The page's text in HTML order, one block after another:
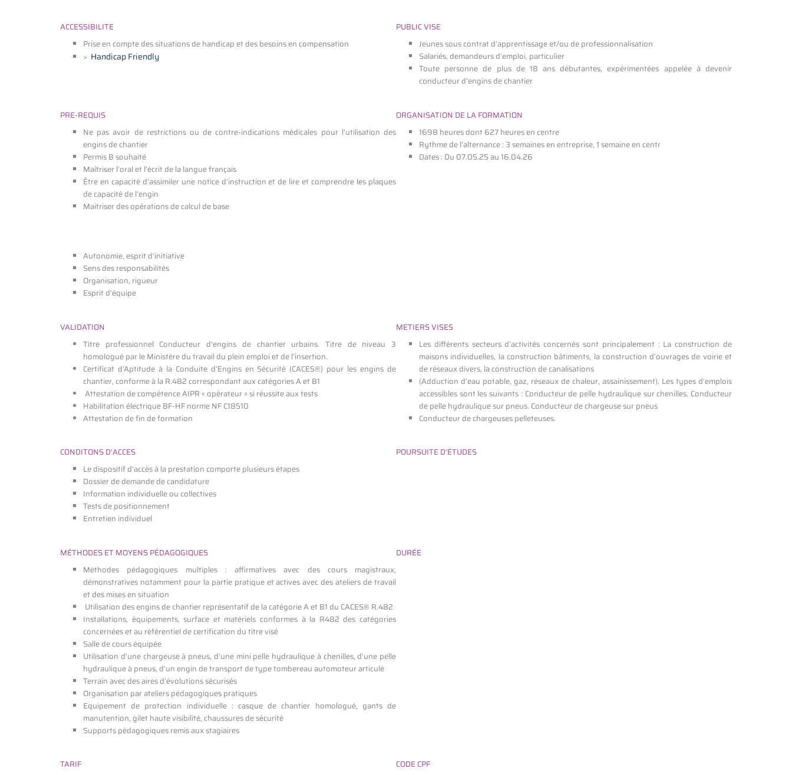
ACCESSIBILITE
Prise en compte des situations de handicap et des besoins en compensation
> Handicap Friendly
PUBLIC VISE
Jeunes sous contrat d’apprentissage et/ou de professionnalisation
Salariés, demandeurs d’emploi, particulier
Toute personne de plus de 18 ans débutantes, expérimentées appelée à devenir
conducteur d’engins de chantier
PRE-REQUIS
Ne pas avoir de restrictions ou de contre-indications médicales pour l’utilisation des
engins de chantier
Permis B souhaité
Maîtriser l’oral et l’écrit de la langue français
Être en capacité d’assimiler une notice d’instruction et de lire et comprendre les plaques
de capacité de l’engin
Maitriser des opérations de calcul de base
Autonomie, esprit d’initiative
Sens des responsabilités
Organisation, rigueur
Esprit d’équipe
ORGANISATION DE LA FORMATION
1698 heures dont 627 heures en centre
Rythme de l’alternance : 3 semaines en entreprise, 1 semaine en centr
Dates : Du 07.05.25 au 16.04.26
VALIDATION
Titre professionnel Conducteur d’engins de chantier urbains. Titre de niveau 3
homologué par le Ministère du travail du plein emploi et de l’insertion.
Certificat d’Aptitude à la Conduite d’Engins en Sécurité (CACES®) pour les engins de
chantier, conforme à la R.482 correspondant aux catégories A et B1
Attestation de compétence AIPR « opérateur » si réussite aux tests
Habilitation électrique BF-HF norme NF C18510
Attestation de fin de formation
METIERS VISES
Les différents secteurs d’activités concernés sont principalement : La construction de
maisons individuelles, la construction bâtiments, la construction d’ouvrages de voirie et
de réseaux divers, la construction de canalisations
(Adduction d’eau potable, gaz, réseaux de chaleur, assainissement). Les types d’emplois
accessibles sont les suivants : Conducteur de pelle hydraulique sur chenilles. Conducteur
de pelle hydraulique sur pneus. Conducteur de chargeuse sur pneus
Conducteur de chargeuses pelleteuses.
CONDITONS D'ACCES
Le dispositif d’accès à la prestation comporte plusieurs étapes
Dossier de demande de candidature
Information individuelle ou collectives
Tests de positionnement
Entretien individuel
POURSUITE D'ÉTUDES
MÉTHODES ET MOYENS PÉDAGOGIQUES
Méthodes pédagogiques multiples : affirmatives avec des cours magistraux,
démonstratives notamment pour la partie pratique et actives avec des ateliers de travail
et des mises en situation
Utilisation des engins de chantier représentatif de la catégorie A et B1 du CACES® R.482
Installations, équipements, surface et matériels conformes à la R482 des catégories
concernées et au référentiel de certification du titre visé
Salle de cours équipée
Utilisation d’une chargeuse à pneus, d’une mini pelle hydraulique à chenilles, d’une pelle
hydraulique à pneus, d’un engin de transport de type tombereau automoteur articulé
Terrain avec des aires d’évolutions sécurisés
Organisation par ateliers pédagogiques pratiques
Equipement de protection individuelle : casque de chantier homologué, gants de
manutention, gilet haute visibilité, chaussures de sécurité
Supports pédagogiques remis aux stagiaires
DURÉE
TARIF
CODE CPF